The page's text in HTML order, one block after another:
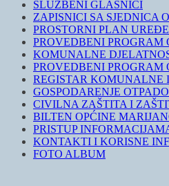
SLUŽBENI GLASNICI
ZAPISNICI SA SJEDNICA
PROSTORNI PLAN
PROVEDBENI PROGRAM
KOMUNALNE
PROVEDBENI PROGRAM
REGISTAR KOMUNALNE
GOSPODARENJE
CIVILNA ZAŠTITA I
BILTEN OPĆINE
PRISTUP
KONTAKTI I KORISNE
FOTO ALBUM